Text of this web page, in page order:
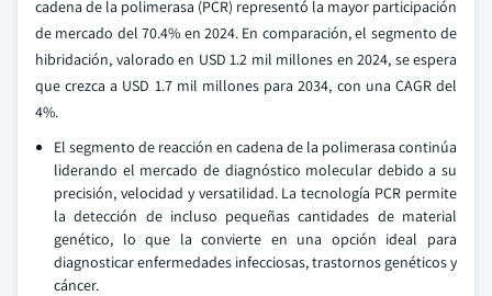
cadena de la polimerasa (PCR) representó la mayor participación
de mercado del 70.4% en 2024. En comparación, el segmento de
hibridación, valorado en USD 1.2 mil millones en 2024, se espera
que crezca a USD 1.7 mil millones para 2034, con una CAGR del
4%.
El segmento de reacción en cadena de la polimerasa continúa
liderando el mercado de diagnóstico molecular debido a su
precisión, velocidad y versatilidad. La tecnología PCR permite
la detección de incluso pequeñas cantidades de material
genético, lo que la convierte en una opción ideal para
diagnosticar enfermedades infecciosas, trastornos genéticos y
cáncer.